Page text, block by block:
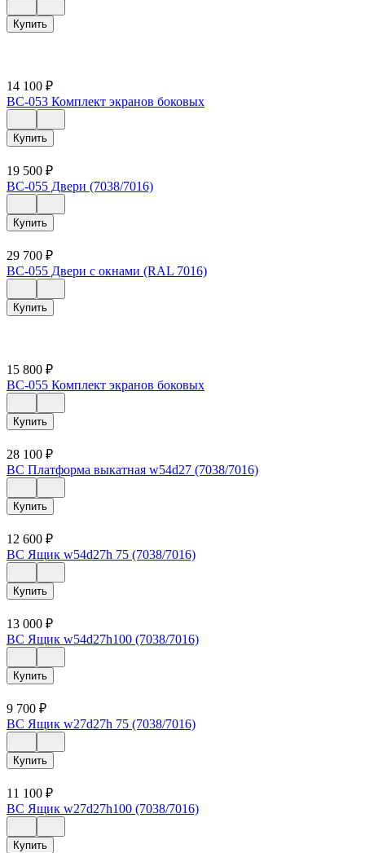
Купить
14 100 ₽
ВС-053 Комплект экранов боковых
Купить
19 500 ₽
ВС-055 Двери (7038/7016)
Купить
29 700 ₽
ВС-055 Двери с окнами (RAL 7016)
Купить
15 800 ₽
ВС-055 Комплект экранов боковых
Купить
28 100 ₽
ВС Платформа выкатная w54d27 (7038/7016)
Купить
12 600 ₽
ВС Ящик w54d27h 75 (7038/7016)
Купить
13 000 ₽
ВС Ящик w54d27h100 (7038/7016)
Купить
9 700 ₽
ВС Ящик w27d27h 75 (7038/7016)
Купить
11 100 ₽
ВС Ящик w27d27h100 (7038/7016)
Купить